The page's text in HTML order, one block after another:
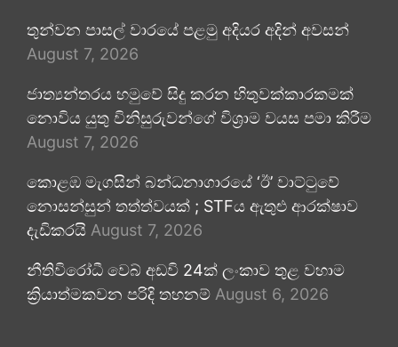
තුන්වන පාසල් වාරයේ පළමු අදියර අදින් අවසන්
August 7, 2026
ජාත්‍යන්තරය හමුවේ සිදු කරන හිතුවක්කාරකමක්
නොවිය යුතු විනිසුරුවන්ගේ විශ්‍රාම වයස පමා කිරීම
August 7, 2026
කොළඹ මැගසින් බන්ධනාගාරයේ ‘ඊ’ වාට්ටුවේ
නොසන්සුන් තත්ත්වයක් ; STFය ඇතුළු ආරක්ෂාව
දැඩිකරයි August 7, 2026
නීතිවිරෝධී වෙබ් අඩවි 24ක් ලංකාව තුළ වහාම
ක්‍රියාත්මකවන පරිදි තහනම් August 6, 2026